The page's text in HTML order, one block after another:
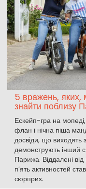
5 вражень, яких,
знайти поблизу
Ескейп-гра на
флан і нічна піша
досвіди, що виходять
демонструють інший
Парижа. Віддалені від
п’ять активностей
сюрприз.